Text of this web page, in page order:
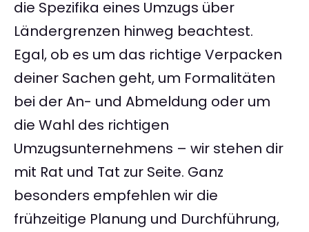
die Spezifika eines Umzugs über
Ländergrenzen hinweg beachtest.
Egal, ob es um das richtige Verpacken
deiner Sachen geht, um Formalitäten
bei der An- und Abmeldung oder um
die Wahl des richtigen
Umzugsunternehmens – wir stehen dir
mit Rat und Tat zur Seite. Ganz
besonders empfehlen wir die
frühzeitige Planung und Durchführung,